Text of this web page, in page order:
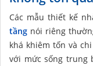
Các mẫu thiết kế
tầng nói riêng
khá khiêm tốn và
với mức sống trung